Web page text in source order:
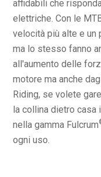
affidabili che
elettriche. Con le
velocità più alte e un
ma lo stesso fanno
all'aumento delle
motore ma anche
Riding, se volete
la collina dietro casa
nella gamma Fulcrum
ogni uso.